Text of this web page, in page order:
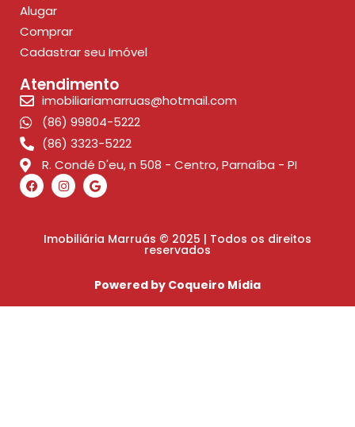
Alugar
Comprar
Cadastrar seu Imóvel
Atendimento
imobiliariamarruas@hotmail.com
(86) 99804-5222
(86) 3323-5222
R. Condé D'eu, n 508 - Centro, Parnaíba - PI
Imobiliária Marruás © 2025 | Todos os direitos
reservados
Powered by Coqueiro Mídia